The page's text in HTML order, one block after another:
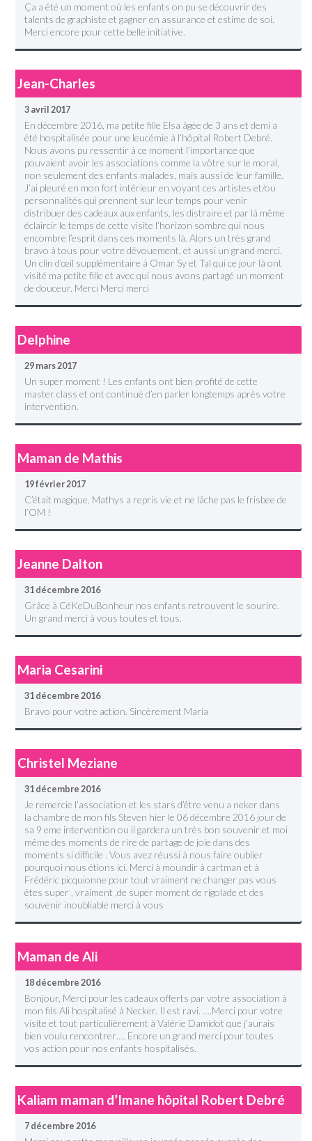
Ça a été un moment où les enfants on pu se découvrir des
talents de graphiste et gagner en assurance et estime de soi.
Merci encore pour cette belle initiative.
Jean-Charles
3 avril 2017
En décembre 2016, ma petite fille Elsa âgée de 3 ans et demi a
été hospitalisée pour une leucémie à l’hôpital Robert Debré.
Nous avons pu ressentir à ce moment l’importance que
pouvaient avoir les associations comme la vôtre sur le moral,
non seulement des enfants malades, mais aussi de leur famille.
J’ai pleuré en mon fort intérieur en voyant ces artistes et/ou
personnalités qui prennent sur leur temps pour venir
distribuer des cadeaux aux enfants, les distraire et par là même
éclaircir le temps de cette visite l’horizon sombre qui nous
encombre l’esprit dans ces moments là. Alors un très grand
bravo à tous pour votre dévouement, et aussi un grand merci.
Un clin d’œil supplémentaire à Omar Sy et Tal qui ce jour là ont
visité ma petite fille et avec qui nous avons partagé un moment
de douceur. Merci Merci merci
Delphine
29 mars 2017
Un super moment ! Les enfants ont bien profité de cette
master class et ont continué d’en parler longtemps après votre
intervention.
Maman de Mathis
19 février 2017
C’était magique, Mathys a repris vie et ne lâche pas le frisbee de
l’OM !
Jeanne Dalton
31 décembre 2016
Grâce à CéKeDuBonheur nos enfants retrouvent le sourire.
Un grand merci à vous toutes et tous.
Maria Cesarini
31 décembre 2016
Bravo pour votre action. Sincèrement Maria
Christel Meziane
31 décembre 2016
Je remercie l’association et les stars d’être venu a neker dans
la chambre de mon fils Steven hier le 06 décembre 2016 jour de
sa 9 eme intervention ou il gardera un très bon souvenir et moi
même des moments de rire de partage de joie dans des
moments si difficile . Vous avez réussi à nous faire oublier
pourquoi nous étions ici. Merci à moundir à cartman et à
Frédéric picquionne pour tout vraiment ne changer pas vous
êtes super , vraiment ,de super moment de rigolade et des
souvenir inoubliable merci à vous
Maman de Ali
18 décembre 2016
Bonjour, Merci pour les cadeaux offerts par votre association à
mon fils Ali hospitalisé à Necker. Il est ravi. ….Merci pour votre
visite et tout particulièrement à Valérie Damidot que j’aurais
bien voulu rencontrer…. Encore un grand merci pour toutes
vos action pour nos enfants hospitalisés.
Kaliam maman d’Imane hôpital Robert Debré
7 décembre 2016